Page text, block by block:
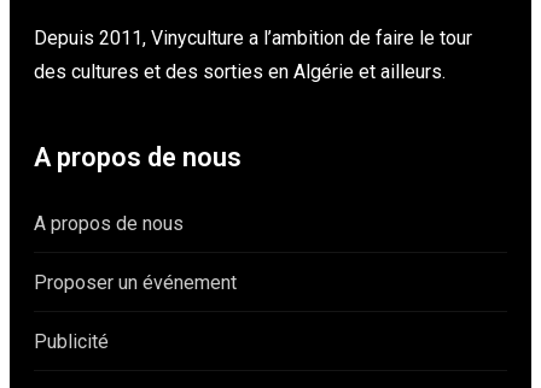
Depuis 2011, Vinyculture a l’ambition de faire le tour
des cultures et des sorties en Algérie et ailleurs.
A propos de nous
A propos de nous
Proposer un événement
Publicité